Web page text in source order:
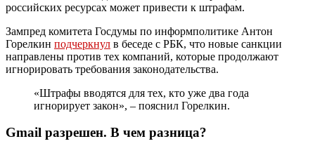
российских ресурсах может привести к штрафам.
Зампред комитета Госдумы по информполитике Антон
Горелкин подчеркнул в беседе с РБК, что новые санкции
направлены против тех компаний, которые продолжают
игнорировать требования законодательства.
«Штрафы вводятся для тех, кто уже два года
игнорирует закон», – пояснил Горелкин.
Gmail разрешен. В чем разница?